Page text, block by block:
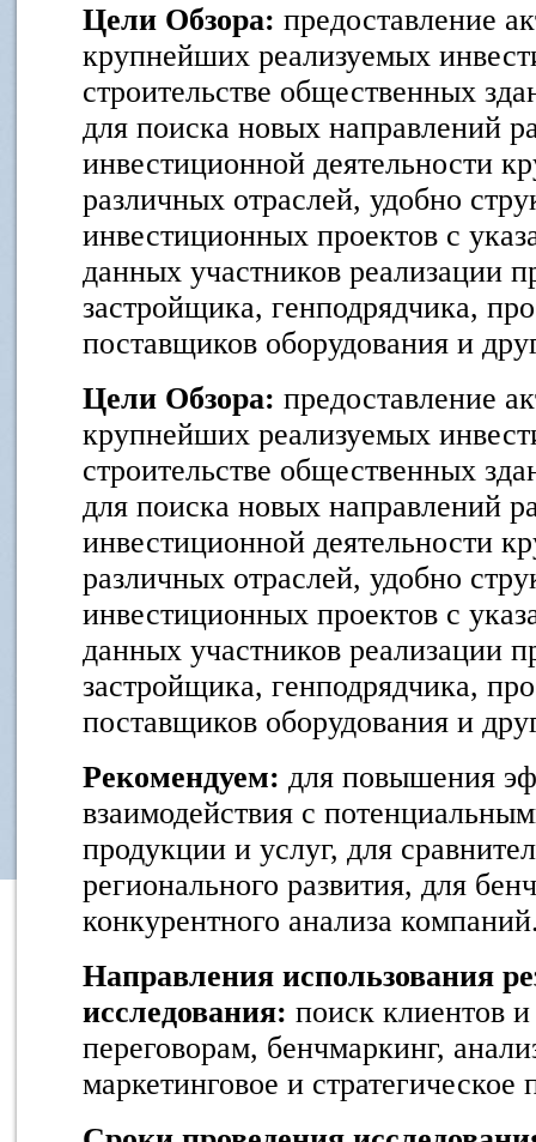
Цели Обзора: предоставление
крупнейших реализуемых
строительстве общественных
для поиска новых направлений
инвестиционной деятельности
различных отраслей, удобно
инвестиционных проектов с
данных участников реализации
застройщика, генподрядчика,
поставщиков оборудования и
Цели Обзора: предоставление
крупнейших реализуемых
строительстве общественных
для поиска новых направлений
инвестиционной деятельности
различных отраслей, удобно
инвестиционных проектов с
данных участников реализации
застройщика, генподрядчика,
поставщиков оборудования и
Рекомендуем: для повышения
взаимодействия с
продукции и услуг, для
регионального развития, для
конкурентного анализа
Направления использования
исследования: поиск клиентов
переговорам, бенчмаркинг,
маркетинговое и